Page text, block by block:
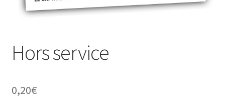
À propos
Hors service
0,20€